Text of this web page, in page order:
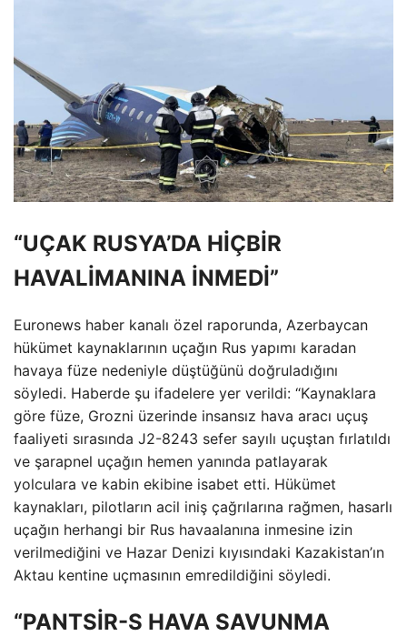
“UÇAK RUSYA’DA HİÇBİR
HAVALİMANINA İNMEDİ”
Euronews haber kanalı özel raporunda, Azerbaycan
hükümet kaynaklarının uçağın Rus yapımı karadan
havaya füze nedeniyle düştüğünü doğruladığını
söyledi. Haberde şu ifadelere yer verildi: “Kaynaklara
göre füze, Grozni üzerinde insansız hava aracı uçuş
faaliyeti sırasında J2-8243 sefer sayılı uçuştan fırlatıldı
ve şarapnel uçağın hemen yanında patlayarak
yolculara ve kabin ekibine isabet etti. Hükümet
kaynakları, pilotların acil iniş çağrılarına rağmen, hasarlı
uçağın herhangi bir Rus havaalanına inmesine izin
verilmediğini ve Hazar Denizi kıyısındaki Kazakistan’ın
Aktau kentine uçmasının emredildiğini söyledi.
“PANTSİR-S HAVA SAVUNMA